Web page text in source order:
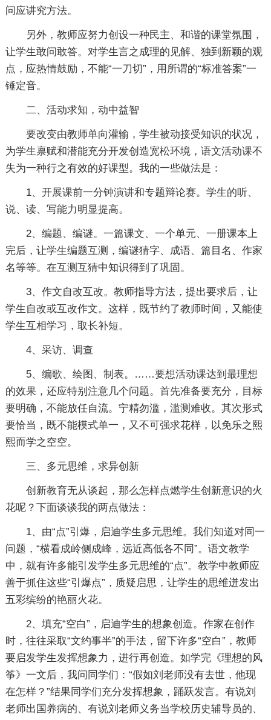
问应讲究方法。
另外，教师应努力创设一种民主、和谐的课堂氛围，
让学生敢问敢答。对学生言之成理的见解、独到新颖的观
点，应热情鼓励，不能“一刀切”，用所谓的“标准答案”一
锤定音。
二、活动求知，动中益智
要改变由教师单向灌输，学生被动接受知识的状况，
为学生禀赋和潜能充分开发创造宽松环境，语文活动课不
失为一种行之有效的好课型。我的一些做法是：
1、开展课前一分钟演讲和专题辩论赛。学生的听、
说、读、写能力明显提高。
2、编题、编谜。一篇课文、一个单元、一册课本上
完后，让学生编题互测，编谜猜字、成语、篇目名、作家
名等等。在互测互猜中知识得到了巩固。
3、作文自改互改。教师指导方法，提出要求后，让
学生自改或互改作文。这样，既节约了教师时间，又能使
学生互相学习，取长补短。
4、采访、调查
5、编歌、绘图、制表。……要想活动课达到最理想
的效果，还应特别注意几个问题。首先准备要充分，目标
要明确，不能放任自流。宁精勿滥，滥测难收。其次形式
要恰当，既不能模式单一，又不可强求花样，以免乐之熙
熙而学之空空。
三、多元思维，求异创新
创新教育无从谈起，那么怎样点燃学生创新意识的火
花呢？下面谈谈我的两点做法：
1、由“点”引爆，启迪学生多元思维。我们知道对同一
问题，“横看成岭侧成峰，远近高低各不同”。语文教学
中，就有许多能引发学生多元思维的“点”。教学中教师应
善于抓住这些“引爆点”，质疑启思，让学生的思维迸发出
五彩缤纷的艳丽火花。
2、填充“空白”，启迪学生的想象创造。作家在创作
时，往往采取“文约事半”的手法，留下许多“空白”，教师
要启发学生发挥想象力，进行再创造。如学完《理想的风
筝》一文后，我问同学们：“假如刘老师没有去世，他现
在怎样？”结果同学们充分发挥想象，踊跃发言。有说刘
老师出国养病的、有说刘老师义务当学校历史辅导员的、